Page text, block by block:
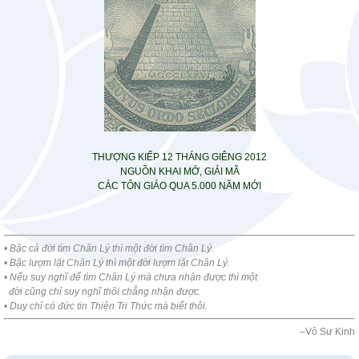
THƯỢNG KIẾP 12 THÁNG GIÊNG 2012
NGUỒN KHAI MỞ, GIẢI MÃ
CÁC TÔN GIÁO QUA 5.000 NĂM MỚI
• Bậc cả đời tìm Chân Lý thì một đời tìm Chân Lý.
• Bậc lượm lặt Chân Lý thì một đời lượm lặt Chân Lý.
• Nếu suy nghĩ để tìm Chân Lý mà chưa nhận được thì một
đời cũng chỉ suy nghĩ thôi chẳng nhận được.
• Duy chỉ có đức tin Thiện Tri Thức mà biết thôi.
–Vô Sư Kinh